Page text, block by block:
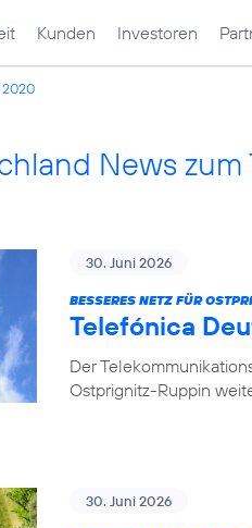
Kunden Investoren
2020
News
30. Juni 2026
BESSERES NETZ FÜR
Telefónica
Der
Ostprignitz-Ruppin
30. Juni 2026